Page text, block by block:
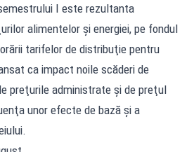
I este rezultanta
alimentelor şi energiei, pe fondul
tarifelor de distribuţie pentru
ca impact noile scăderi de
preţurile administrate şi de preţul
unor efecte de bază şi a